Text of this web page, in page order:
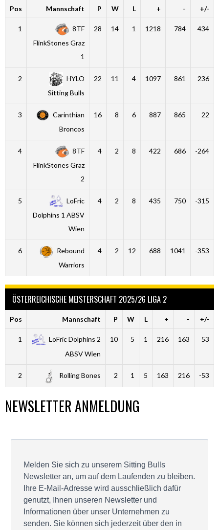
Pos Mannschaft P W L + - +/-
1
8TF
FlinkStones Graz
1
28 14 1 1218 784 434
2
HYLO
Sitting Bulls
22 11 4 1097 861 236
3
Carinthian
Broncos
16 8 6 887 865 22
4
8TF
FlinkStones Graz
2
4 2 8 422 686 -264
5
LoFric
Dolphins 1 ABSV
Wien
4 2 8 435 750 -315
6
Rebound
Warriors
4 2 12 688 1041 -353
ÖSTERREICHISCHE MEISTERSCHAFT 2025/26 LIGA 2
Pos Mannschaft P W L + - +/-
1
LoFric Dolphins 2
ABSV Wien
10 5 1 216 163 53
2 Rolling Bones 2 1 5 163 216 -53
NEWSLETTER ANMELDUNG
Melden Sie sich zu unserem Sitting Bulls
Newsletter an, um auf dem Laufenden zu bleiben.
Ihre E-Mail-Adresse wird ausschließlich dafür
genutzt, Ihnen unseren Newsletter und
Informationen über unser Unternehmen zu
senden. Sie können sich jederzeit über den in